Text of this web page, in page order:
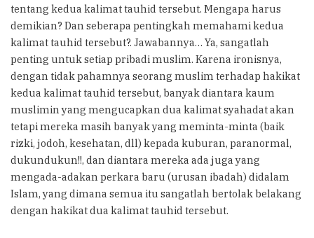
tentang kedua kalimat tauhid tersebut. Mengapa harus
demikian? Dan seberapa pentingkah memahami kedua
kalimat tauhid tersebut?. Jawabannya… Ya, sangatlah
penting untuk setiap pribadi muslim. Karena ironisnya,
dengan tidak pahamnya seorang muslim terhadap hakikat
kedua kalimat tauhid tersebut, banyak diantara kaum
muslimin yang mengucapkan dua kalimat syahadat akan
tetapi mereka masih banyak yang meminta-minta (baik
rizki, jodoh, kesehatan, dll) kepada kuburan, paranormal,
dukundukun!!, dan diantara mereka ada juga yang
mengada-adakan perkara baru (urusan ibadah) didalam
Islam, yang dimana semua itu sangatlah bertolak belakang
dengan hakikat dua kalimat tauhid tersebut.